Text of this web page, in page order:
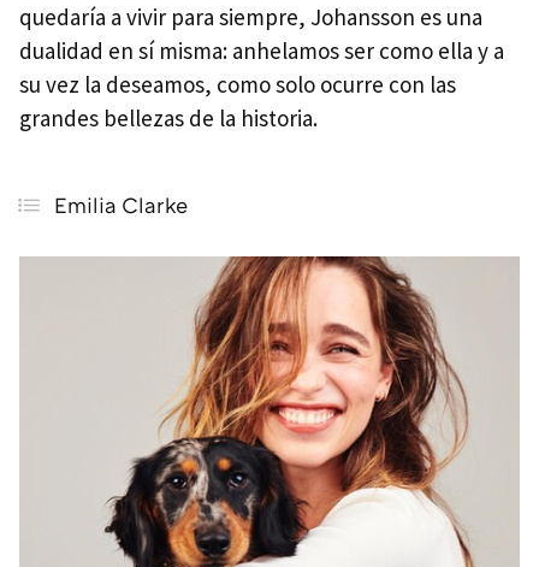
quedaría a vivir para siempre, Johansson es una
dualidad en sí misma: anhelamos ser como ella y a
su vez la deseamos, como solo ocurre con las
grandes bellezas de la historia.
Emilia Clarke